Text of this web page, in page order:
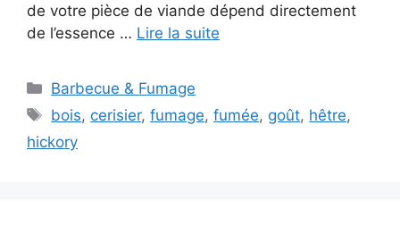
de votre pièce de viande dépend directement
de l’essence … Lire la suite
Catégories
Barbecue & Fumage
Étiquettes
bois, cerisier,fumage,fumée, goût, hêtre,
hickory